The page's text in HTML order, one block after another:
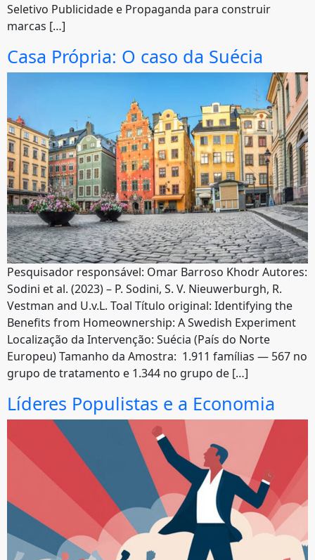
Seletivo Publicidade e Propaganda para construir
marcas […]
Casa Própria: O caso da Suécia
Pesquisador responsável: Omar Barroso Khodr Autores:
Sodini et al. (2023) – P. Sodini, S. V. Nieuwerburgh, R.
Vestman and U.v.L. Toal Título original: Identifying the
Benefits from Homeownership: A Swedish Experiment
Localização da Intervenção: Suécia (País do Norte
Europeu) Tamanho da Amostra: 1.911 famílias — 567 no
grupo de tratamento e 1.344 no grupo de […]
Líderes Populistas e a Economia